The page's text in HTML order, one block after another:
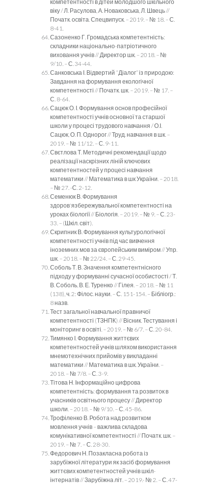
компетентності в дітей молодшого шкільного
віку / Л. Расулова, А. Новаковська, Л. Швець //
Початк. освіта. Спецвипуск. – 2019. – № 18. – С.
8-41.
Сазоненко Г. Громадська компетентність:
складники національно-патріотичного
виховання учнів // Директор шк. – 2018. – №
9/10. – С. 34-44.
Санковська І. Відвертий “Діалог” із природою:
Завдання на формування екологічної
компетентності // Початк. шк. – 2019. – № 17. –
С. 8-64.
Сацюк О. І. Формування основ професійної
компетентності учнів основної та старшої
школи у процесі трудового навчання / О.І.
Сацюк, О. П. Однорог // Труд. навчання в шк. –
2019. – № 11/12. – С. 9-11.
Свєтлова Т. Методичні рекомендації щодо
реалізації наскрізних ліній ключових
компетентностей у процесі навчання
математики // Математика в шк України. – 2018.
– № 27. -С. 2-12.
Семенюк В. Формування
здоров'язбережувальної компетентності на
уроках біології // Біологія. – 2019. – № 9. – С. 23-
33. – (Шкіл. світ).
Скрипник В. Формування культурологічної
компетентності учнів під час вивчення
іноземних мов за європейським виміром // Упр.
шк. – 2018. – № 22/24. – С. 29-45.
Соболь Т. В. Значення компетентнісного
підходу у формуванні сучасної особистості / Т.
В. Соболь, В. Е. Туренко // Гілея. – 2018. – № 11
(138), ч. 2: Філос. науки. – С. 151-154. – Бібліогр.:
8 назв.
Тест загальної навчальної правничої
компетентності (ТЗНПК) // Вісник. Тестування і
моніторинг в освіті. – 2019. – № 6/7. – С. 20-84.
Тимянко І. Формування життєвих
компетентностей учнів шляхом використання
мнемотехнічних прийомів у викладанні
математики // Математика в шк. України. –
2018. – № 7/8. – С. 3-9.
Тітова Н. Інформаційно цифрова
компетентність: формування та розвиток в
учасників освітнього процесу // Директор
школи. – 2018. – № 9/10. – С. 45-86.
Трофіленко В. Робота над розвитком
мовлення учнів – важлива складова
комунікативної компетентності // Початк. шк. –
2019. – № 7. – С. 28-30.
Федорович Н. Позакласна робота із
зарубіжної літератури як засіб формування
життєвих компетентностей учнів шкіл-
інтернатів // Зарубіжна літ. – 2019.- № 2. – С. 47-